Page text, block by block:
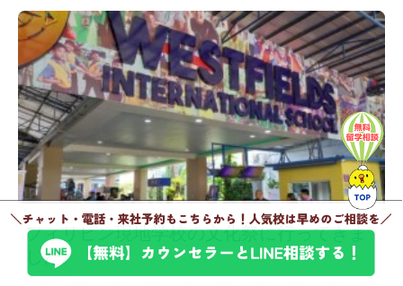
フィリピン現地学校の文化祭に行ってきま
した。